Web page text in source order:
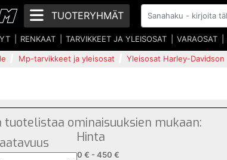
TUOTERYHMÄT
RENKAAT TARVIKKEET JA YLEISOSAT VARAOSAT
Mp-tarvikkeet ja yleisosat Yleisosat Harley-Davidson
tuotelistaa ominaisuuksien mukaan:
Hinta
0 € - 450 €